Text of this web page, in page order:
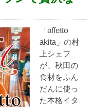
「affetto
akita」の村
上シェフ
が、秋田の
食材をふん
だんに使っ
た本格イタ